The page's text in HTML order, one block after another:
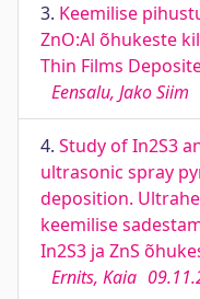
3. Keemilise
ZnO:Al õhukeste
Thin Films
Eensalu, Jako Siim
4. Study of In2S3
ultrasonic spray
deposition.
keemilise
In2S3 ja ZnS
Ernits, Kaia